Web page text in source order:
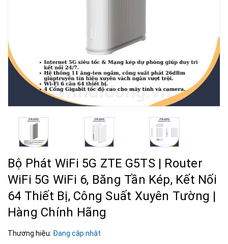
Bộ Phát WiFi 5G ZTE G5TS | Router
WiFi 5G WiFi 6, Băng Tần Kép, Kết Nối
64 Thiết Bị, Công Suất Xuyên Tường |
Hàng Chính Hãng
Thương hiệu: Đang cập nhật